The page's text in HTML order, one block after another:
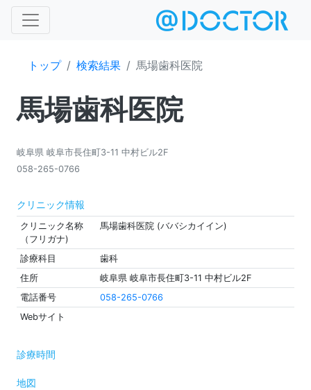
トップ 検索結果 馬場歯科医院
馬場歯科医院
岐阜県 岐阜市長住町3-11 中村ビル2F
058-265-0766
クリニック情報
クリニック名称
（フリガナ)
馬場歯科医院 (ババシカイイン)
診療科目
歯科
住所
岐阜県 岐阜市長住町3-11 中村ビル2F
電話番号
058-265-0766
Webサイト
診療時間
地図